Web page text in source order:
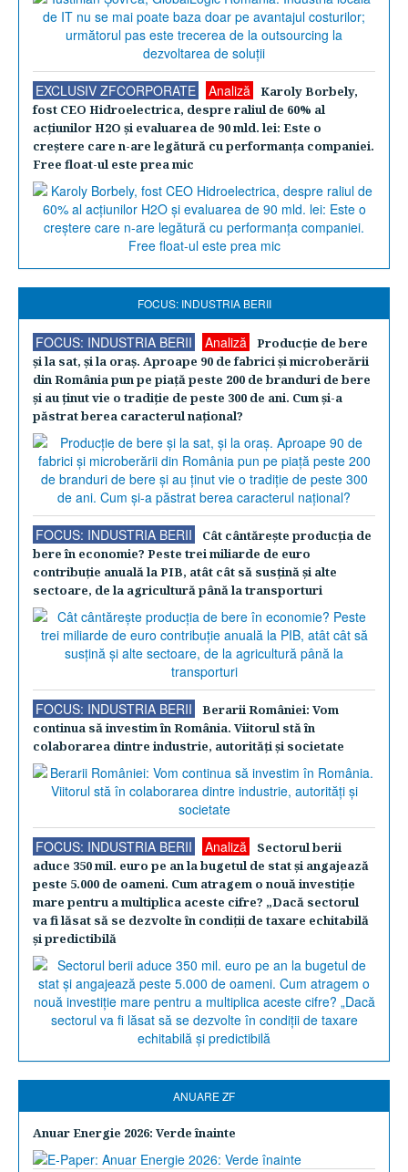
EXCLUSIV ZFCORPORATE Analiză
Karoly Borbely,
fost CEO Hidroelectrica, despre raliul de 60% al
acţiunilor H2O şi evaluarea de 90 mld. lei: Este o
creştere care n-are legătură cu performanţa companiei.
Free float-ul este prea mic
FOCUS: INDUSTRIA BERII
FOCUS: INDUSTRIA BERII Analiză
Producţie de bere
şi la sat, şi la oraş. Aproape 90 de fabrici şi microberării
din România pun pe piaţă peste 200 de branduri de bere
şi au ţinut vie o tradiţie de peste 300 de ani. Cum şi-a
păstrat berea caracterul naţional?
FOCUS: INDUSTRIA BERII
Cât cântăreşte producţia de
bere în economie? Peste trei miliarde de euro
contribuţie anuală la PIB, atât cât să susţină şi alte
sectoare, de la agricultură până la transporturi
FOCUS: INDUSTRIA BERII
Berarii României: Vom
continua să investim în România. Viitorul stă în
colaborarea dintre industrie, autorităţi şi societate
FOCUS: INDUSTRIA BERII Analiză
Sectorul berii
aduce 350 mil. euro pe an la bugetul de stat şi angajează
peste 5.000 de oameni. Cum atragem o nouă investiţie
mare pentru a multiplica aceste cifre? „Dacă sectorul
va fi lăsat să se dezvolte în condiţii de taxare echitabilă
şi predictibilă
ANUARE ZF
Anuar Energie 2026: Verde înainte